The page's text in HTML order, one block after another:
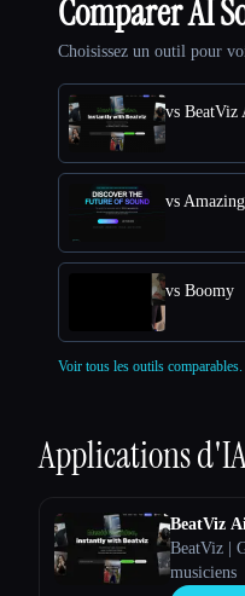
Comparer AI
Choisissez un outil pour
vs BeatViz
vs
vs Boomy
Voir tous les outils comparables.
Applications
BeatViz
BeatViz |
musiciens